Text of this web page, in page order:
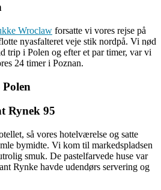
Wroclaw forsatte vi vores rejse på
nyasfalteret veje stik nordpå. Vi nød
trip i Polen og efter et par timer, var vi
24 timer i Poznan.
Rynek 95
så vores hotelværelse og satte
bymidte. Vi kom til markedspladsen
smuk. De pastelfarvede huse var
Rynke havde udendørs servering og